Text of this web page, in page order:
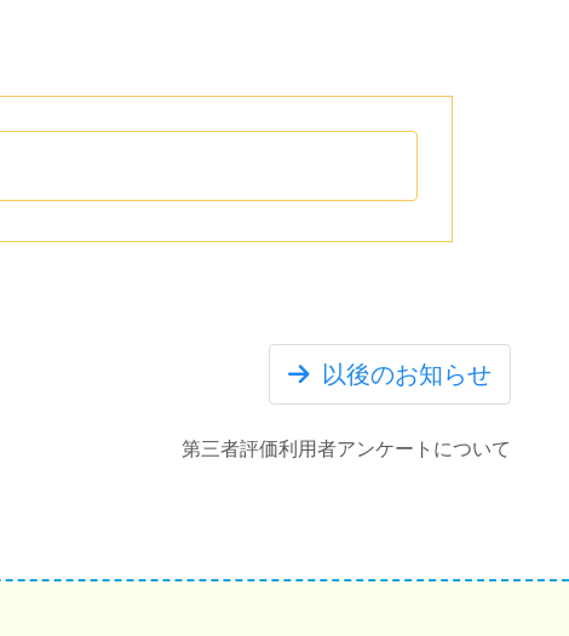
以後のお知らせ
第三者評価利用者アンケートについて